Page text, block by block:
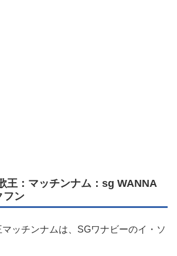
王：マッチンナム：sg WANNA
ン
ッチンナムは、SGワナビーのイ・ソ